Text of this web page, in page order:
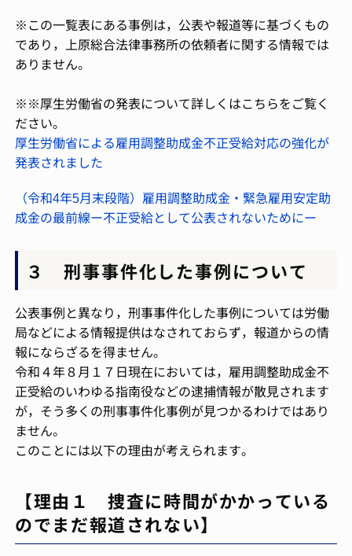
※この一覧表にある事例は，公表や報道等に基づくもの
であり，上原総合法律事務所の依頼者に関する情報では
ありません。
※※厚生労働省の発表について詳しくはこちらをご覧く
ださい。
厚生労働省による雇用調整助成金不正受給対応の強化が
発表されました
（令和4年5月末段階）雇用調整助成金・緊急雇用安定助
成金の最前線ー不正受給として公表されないためにー
３ 刑事事件化した事例について
公表事例と異なり，刑事事件化した事例については労働
局などによる情報提供はなされておらず，報道からの情
報にならざるを得ません。
令和４年８月１７日現在においては，雇用調整助成金不
正受給のいわゆる指南役などの逮捕情報が散見されます
が，そう多くの刑事事件化事例が見つかるわけではあり
ません。
このことには以下の理由が考えられます。
【理由１ 捜査に時間がかかっている
のでまだ報道されない】